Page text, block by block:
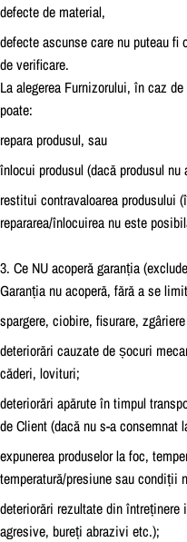
defecte de material,
defecte ascunse care nu puteau
de verificare.
La alegerea Furnizorului, în caz
poate:
repara produsul, sau
înlocui produsul (dacă produsul
restitui contravaloarea produsului
repararea/înlocuirea nu este
3. Ce NU acoperă garanția
Garanția nu acoperă, fără a se
spargere, ciobire, fisurare,
deteriorări cauzate de șocuri
căderi, lovituri;
deteriorări apărute în timpul
de Client (dacă nu s-a consemnat
expunerea produselor la foc,
temperatură/presiune sau condiții
deteriorări rezultate din
agresive, bureți abrazivi etc.);